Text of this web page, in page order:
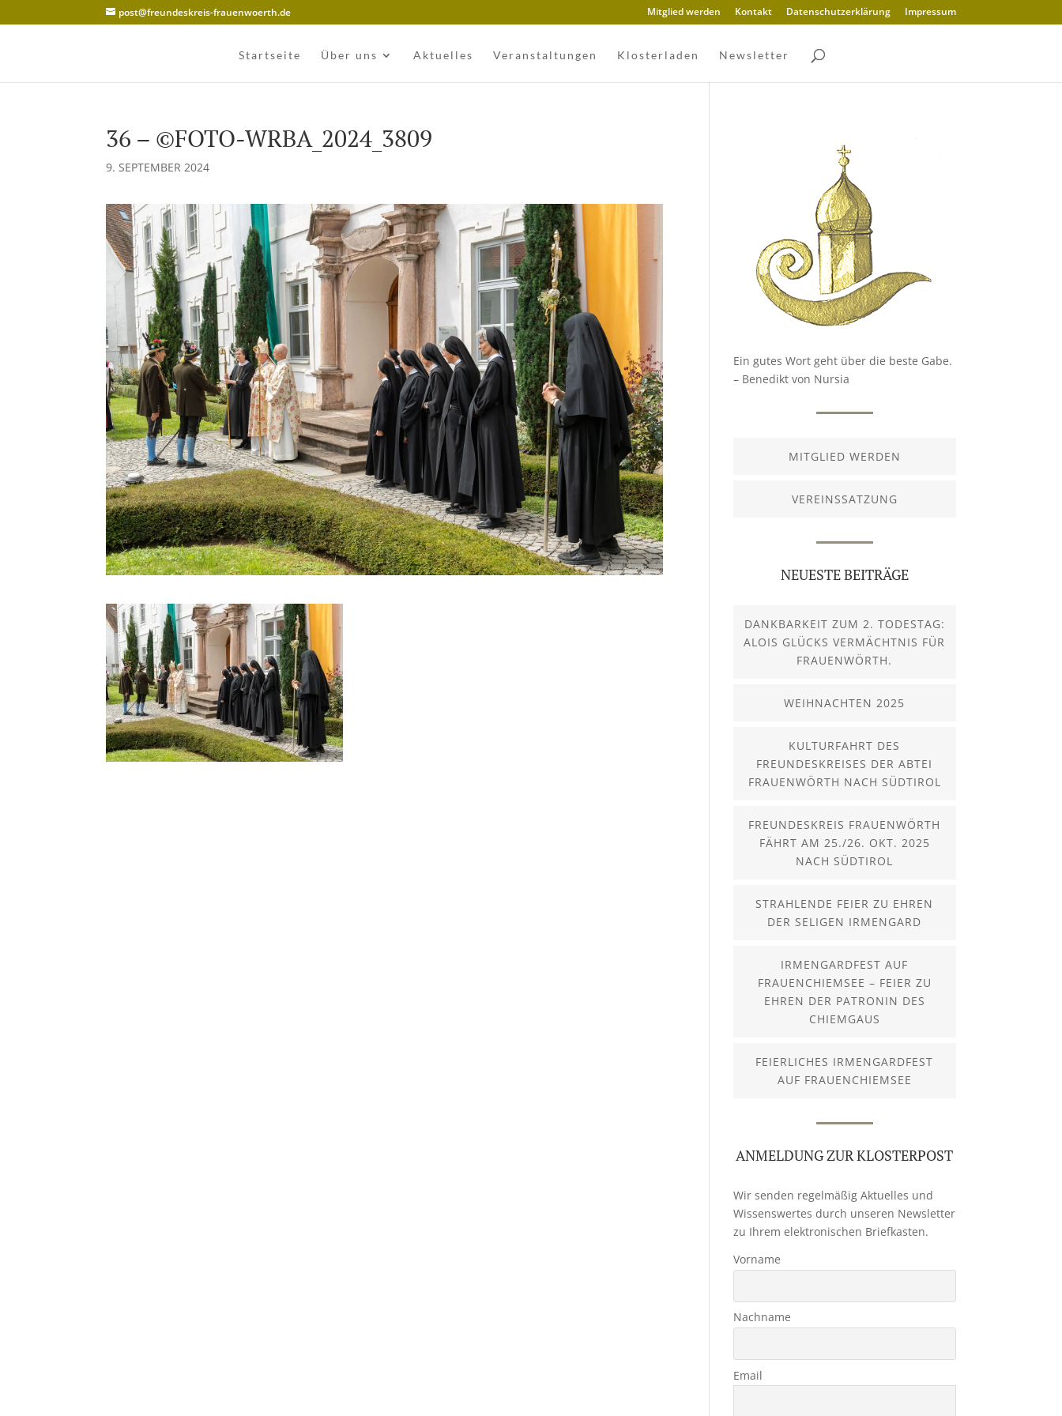
post@freundeskreis-frauenwoerth.de Mitglied werden Kontakt Datenschutzerklärung Impressum
Startseite Über uns Aktuelles Veranstaltungen Klosterladen Newsletter
36 – ©FOTO-WRBA_2024_3809
9. SEPTEMBER 2024
Ein gutes Wort geht über die beste Gabe.
– Benedikt von Nursia
MITGLIED WERDEN
VEREINSSATZUNG
NEUESTE BEITRÄGE
DANKBARKEIT ZUM 2. TODESTAG:
ALOIS GLÜCKS VERMÄCHTNIS FÜR
FRAUENWÖRTH.
WEIHNACHTEN 2025
KULTURFAHRT DES
FREUNDESKREISES DER ABTEI
FRAUENWÖRTH NACH SÜDTIROL
FREUNDESKREIS FRAUENWÖRTH
FÄHRT AM 25./26. OKT. 2025
NACH SÜDTIROL
STRAHLENDE FEIER ZU EHREN
DER SELIGEN IRMENGARD
IRMENGARDFEST AUF
FRAUENCHIEMSEE – FEIER ZU
EHREN DER PATRONIN DES
CHIEMGAUS
FEIERLICHES IRMENGARDFEST
AUF FRAUENCHIEMSEE
ANMELDUNG ZUR KLOSTERPOST
Wir senden regelmäßig Aktuelles und
Wissenswertes durch unseren Newsletter
zu Ihrem elektronischen Briefkasten.
Vorname
Nachname
Email